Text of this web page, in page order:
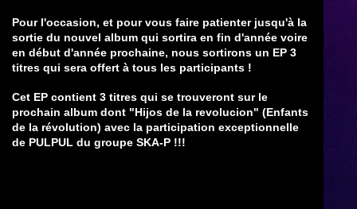
Pour l'occasion, et pour vous faire patienter jusqu'à la
sortie du nouvel album qui sortira en fin d'année voire
en début d'année prochaine, nous sortirons un EP 3
titres qui sera offert à tous les participants !
Cet EP contient 3 titres qui se trouveront sur le
prochain album dont "Hijos de la revolucion" (Enfants
de la révolution) avec la participation exceptionnelle
de PULPUL du groupe SKA-P !!!